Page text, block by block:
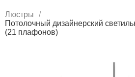
Люстры
Потолочный дизайнерский
(21 плафонов)